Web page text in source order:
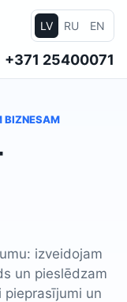
LV RU EN
+371 25400071
BIZNESAM
izveidojam
un pieslēdzam
un